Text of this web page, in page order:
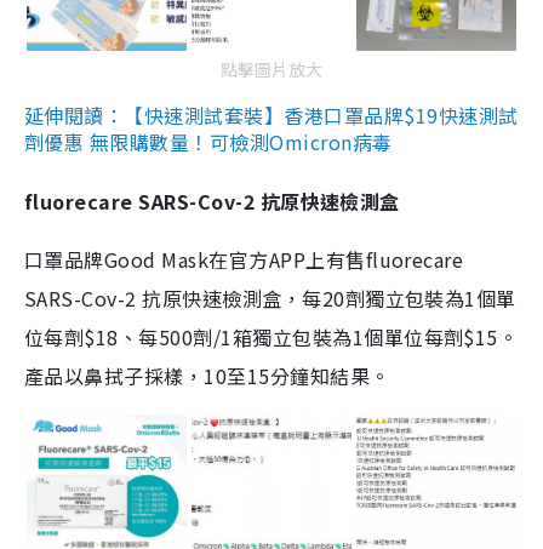
點擊圖片放大
延伸閱讀：【快速測試套裝】香港口罩品牌$19快速測試
劑優惠 無限購數量！可檢測Omicron病毒
fluorecare SARS-Cov-2 抗原快速檢測盒
口罩品牌Good Mask在官方APP上有售fluorecare
SARS-Cov-2 抗原快速檢測盒，每20劑獨立包裝為1個單
位每劑$18、每500劑/1箱獨立包裝為1個單位每劑$15。
產品以鼻拭子採樣，10至15分鐘知結果。